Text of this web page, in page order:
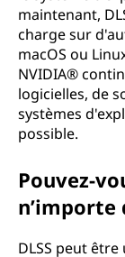
maintenant,
charge sur
macOS ou
NVIDIA®
logicielles, de
systèmes
possible.
Pouvez-
n’importe
DLSS peut